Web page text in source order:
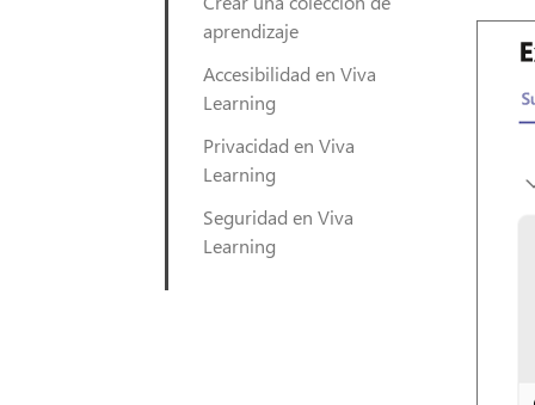
aprendizaje
Accesibilidad en Viva
Learning
Privacidad en Viva
Learning
Seguridad en Viva
Learning